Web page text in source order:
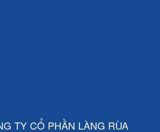
TY CỔ PHẦN LÀNG RÙA